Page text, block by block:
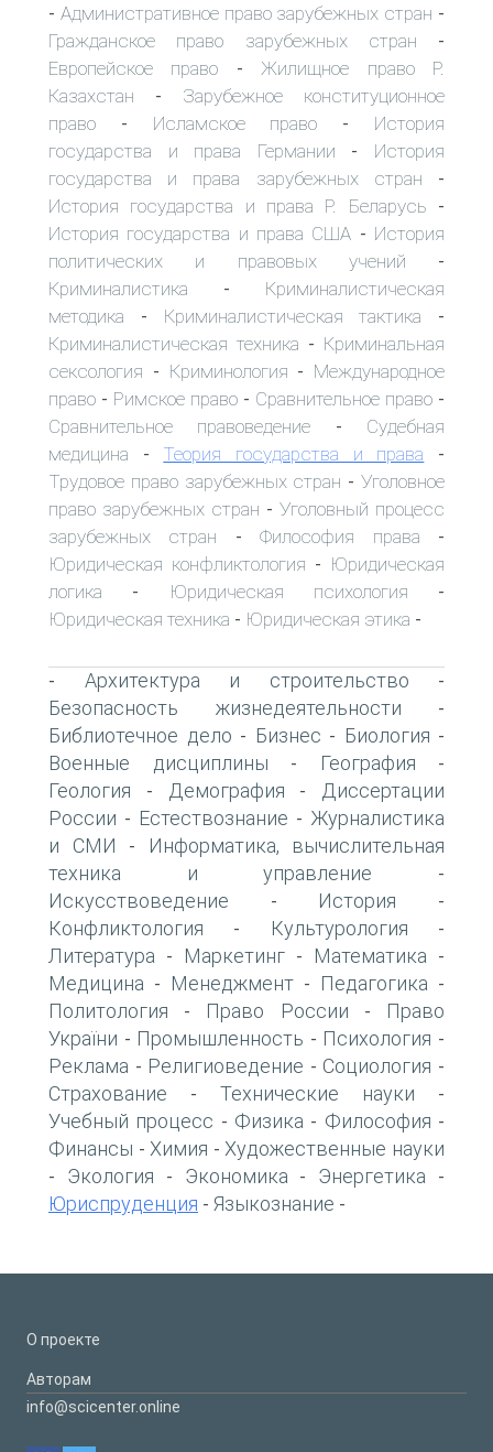
- Административное право зарубежных стран -
Гражданское право зарубежных стран -
Европейское право - Жилищное право Р.
Казахстан - Зарубежное конституционное
право - Исламское право - История
государства и права Германии - История
государства и права зарубежных стран -
История государства и права Р. Беларусь -
История государства и права США - История
политических и правовых учений -
Криминалистика - Криминалистическая
методика - Криминалистическая тактика -
Криминалистическая техника - Криминальная
сексология - Криминология - Международное
право - Римское право - Сравнительное право -
Сравнительное правоведение - Судебная
медицина - Теория государства и права -
Трудовое право зарубежных стран -Уголовное
право зарубежных стран - Уголовный процесс
зарубежных стран -Философия права -
Юридическая конфликтология - Юридическая
логика - Юридическая психология -
Юридическая техника - Юридическая этика -
- Архитектура и строительство -
Безопасность жизнедеятельности -
Библиотечное дело - Бизнес - Биология -
Военные дисциплины - География -
Геология - Демография -
Диссертации
России - Естествознание - Журналистика
и СМИ -
Информатика, вычислительная
техника и управление -
Искусствоведение - История -
Конфликтология - Культурология -
Литература - Маркетинг - Математика -
Медицина - Менеджмент - Педагогика -
Политология - Право России -
Право
України - Промышленность - Психология -
Реклама - Религиоведение - Социология -
Страхование - Технические науки -
Учебный процесс - Физика - Философия -
Финансы - Химия - Художественные науки
- Экология - Экономика - Энергетика -
Юриспруденция - Языкознание -
О проекте
Авторам
info@scicenter.online